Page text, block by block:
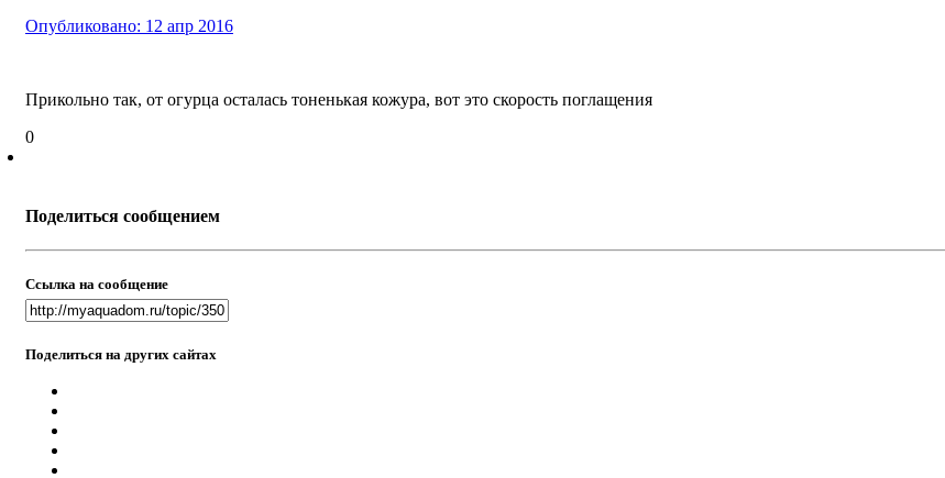
Опубликовано: 12 апр 2016
Прикольно так, от огурца осталась тоненькая кожура, вот это скорость поглащения
0
Поделиться сообщением
Ссылка на сообщение
Поделиться на других сайтах